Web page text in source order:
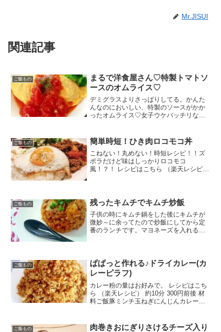
Mr.JISUI
関連記事
ご飯もの
まるで洋食屋さん♡特製トマトソ
ースのオムライス♡
デミグラスよりさっぱりしてる。かんた
んなのにおいしい、特製のソースがかか
ったオムライス♡女子ウケバッチリなオ
たまご生クリーム（なければ牛乳）バタ
ーごはんケチ...
ご飯もの 簡単時短！ひき肉ロコモコ丼
こねない！丸めない！時短レシピ！！ズ
ボラだけど味はしっかりロコモコ
風！？！ レシピはこちら （楽天レシピ）
ックペッパー...
ご飯もの 残ったキムチでキムチ炒飯
子供の時にキムチ鍋をした後にキムチが
微妙～に余ってたので炒飯にしてから定
番のランチです。マヨネーズを入れると
ウ鶏ガラ...
ご飯もの
ぱぱっと作れる♪ドライカレー(カ
レーピラフ)
カレー粉の量はお好みで。 レシピはこち
ら （楽天レシピ） 約10分 300円前後 材
料ご飯豚ミンチ玉ねぎにんじんカレー粉
ご飯もの
肉巻きおにぎりさけるチーズ入り